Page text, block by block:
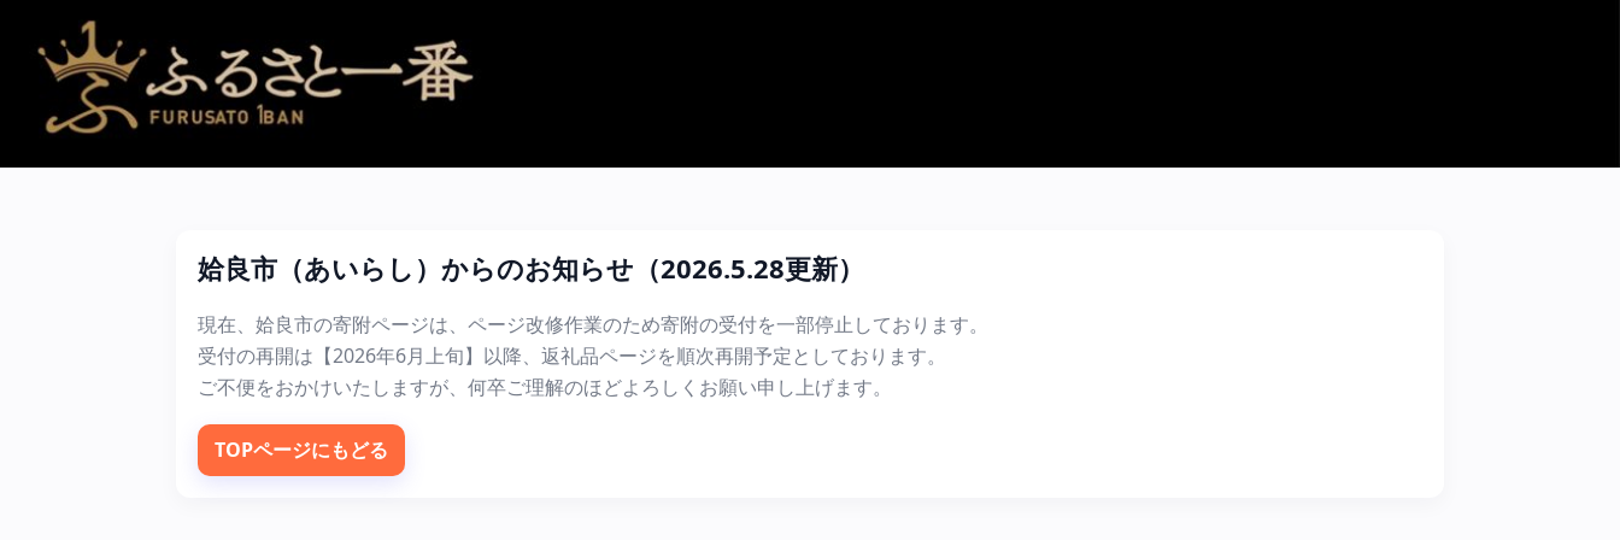
姶良市（あいらし）からのお知らせ（2026.5.28更新）
現在、姶良市の寄附ページは、ページ改修作業のため寄附の受付を一部停止しております。
受付の再開は【2026年6月上旬】以降、返礼品ページを順次再開予定としております。
ご不便をおかけいたしますが、何卒ご理解のほどよろしくお願い申し上げます。
TOPページにもどる